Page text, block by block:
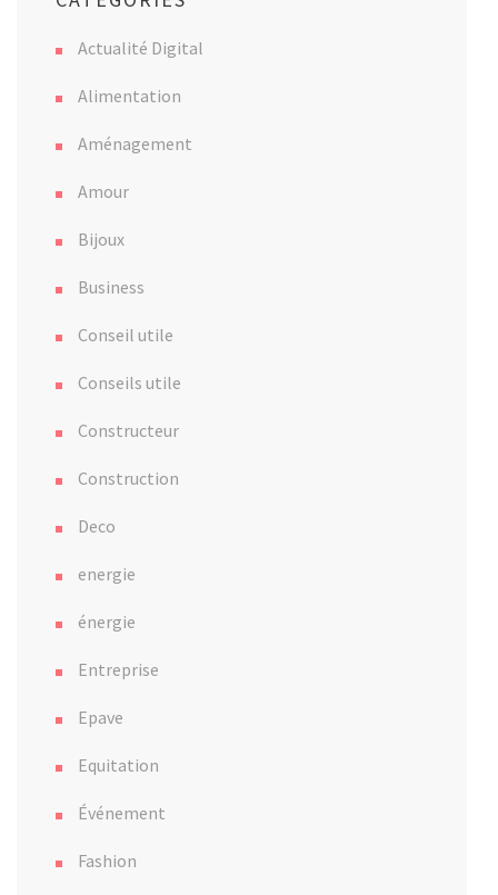
Actualité Digital
Alimentation
Aménagement
Amour
Bijoux
Business
Conseil utile
Conseils utile
Constructeur
Construction
Deco
energie
énergie
Entreprise
Epave
Equitation
Événement
Fashion